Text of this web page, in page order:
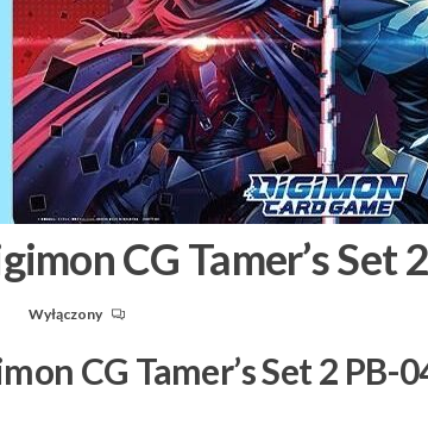
CG Tamer’s Set
Wyłączony
CG Tamer’s Set 2